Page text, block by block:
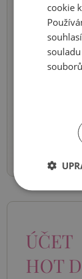
Pošleme
ÚČET
HOT
cookie